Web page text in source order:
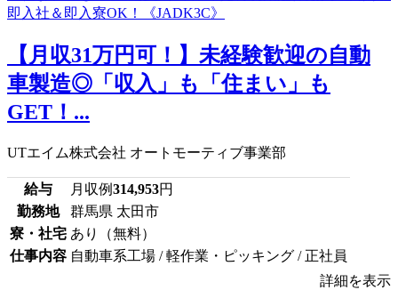
【月収31万円可！】未経験歓迎の自動
車製造◎「収入」も「住まい」も
GET！...
UTエイム株式会社 オートモーティブ事業部
給与 月収例314,953円
勤務地
群馬県 太田市
寮・社宅 あり（無料）
仕事内容 自動車系工場 / 軽作業・ピッキング / 正社員
詳細を表示